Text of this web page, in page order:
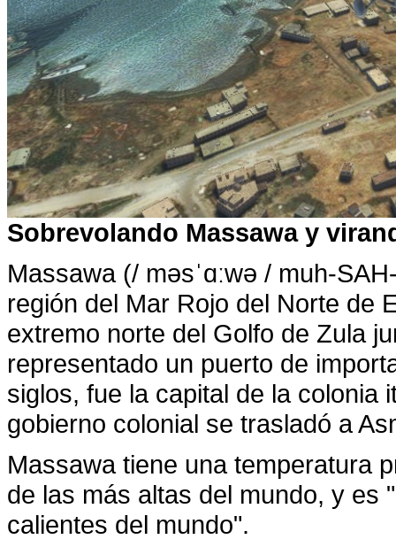
Sobrevolando Massawa y
Massawa (/ məsˈɑːwə / muh-
región del Mar Rojo del Norte de
extremo norte del Golfo de Zula
representado un puerto de
siglos, fue la capital de la colonia
gobierno colonial se trasladó a
Massawa tiene una temperatura
de las más altas del mundo, y es
calientes del mundo".